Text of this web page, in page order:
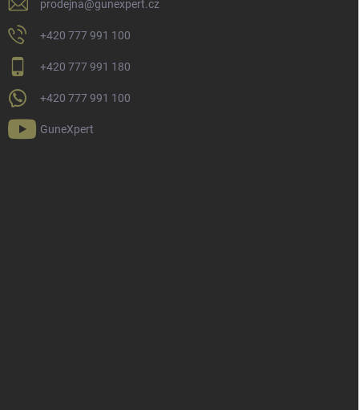
prodejna@gunexpert.cz
+420 777 991 100
+420 777 991 180
+420 777 991 100
GuneXpert